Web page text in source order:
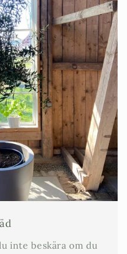
inte beskära om du